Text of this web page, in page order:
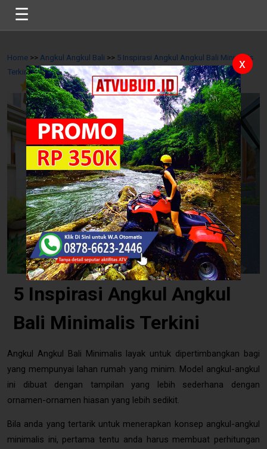
x
☰
Home >> Angkul Angkul Bali >> 5 Inspirasi Angkul Angkul Bali Minimalis
Terkini >>
5/ 11Reviews
5 Inspirasi Angkul Angkul
Bali Minimalis Terkini
Angkul Angkul Bali Minimalis layak untuk dipertimbangkan bagi
yang mempunyai lahan rumah yang minim. Model angkul-angkul
ini dibuat dengan tampilan yang lebih sederhana dengan
ornamen-ornamen hiasan yang lebih sedikit.
Bila anda yang tertarik untuk menerapkan konsep angkul-angkul
minimalis ini, pertama tentu anda harus membuat perhitungan